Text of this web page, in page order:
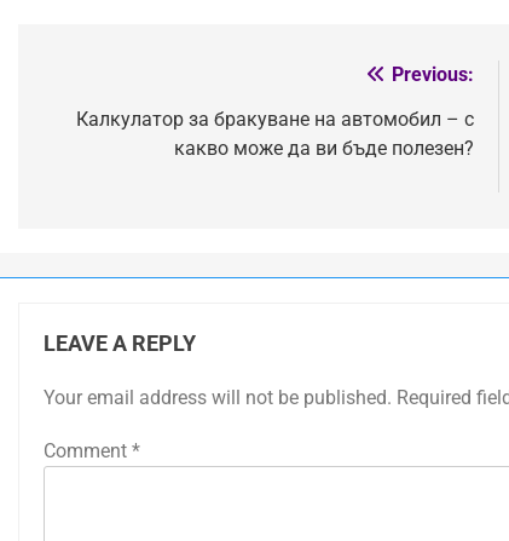
navigation
Previous:
Калкулатор за бракуване на автомобил – с
какво може да ви бъде полезен?
LEAVE A REPLY
Your email address will not be published. Required
Comment *